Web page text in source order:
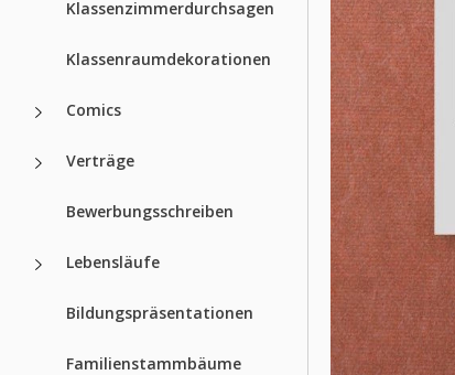
Klassenzimmerdurchsagen
Klassenraumdekorationen
Comics
Verträge
Bewerbungsschreiben
Lebensläufe
Bildungspräsentationen
Familienstammbäume